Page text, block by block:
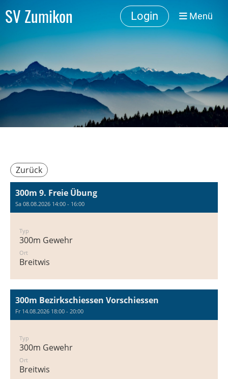
SV Zumikon Login Menü
Zurück
300m 9. Freie Übung
Sa 08.08.2026 14:00 - 16:00
Typ
300m Gewehr
Ort
Breitwis
300m Bezirkschiessen Vorschiessen
Fr 14.08.2026 18:00 - 20:00
Typ
300m Gewehr
Ort
Breitwis